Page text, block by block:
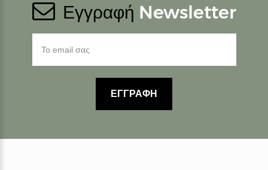
Εγγραφή Newsletter
ΕΓΓΡΑΦΗ